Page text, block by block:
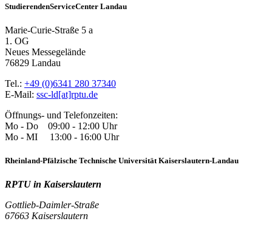
StudierendenServiceCenter Landau
Marie-Curie-Straße 5 a
1. OG
Neues Messegelände
76829 Landau
Tel.: +49 (0)6341 280 37340
E-Mail: ssc-ld[at]rptu.de
Öffnungs- und Telefonzeiten:
Mo - Do 09:00 - 12:00 Uhr
Mo - MI 13:00 - 16:00 Uhr
Rheinland-Pfälzische Technische Universität Kaiserslautern-Landau
RPTU in Kaiserslautern
Gottlieb-Daimler-Straße
67663 Kaiserslautern